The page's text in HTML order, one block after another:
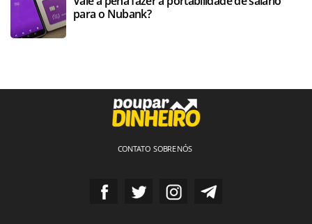
para o Nubank?
CONTATO SOBRE NÓS